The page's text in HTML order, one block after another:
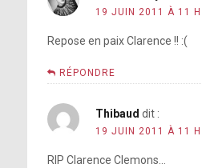
19 JUIN 2011 À 11 H
Repose en paix Clarence !! :(
RÉPONDRE
Thibaud dit :
19 JUIN 2011 À 11 H
RIP Clarence Clemons…